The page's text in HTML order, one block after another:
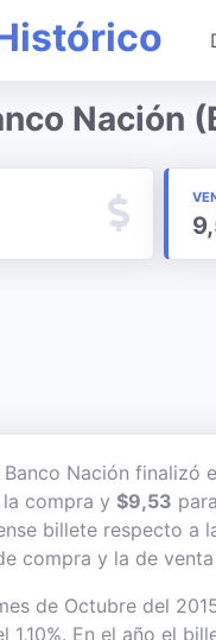
Nación
Nación finalizó
compra y $9,53
billete respecto a
compra y la de
de Octubre del
1,10%. En el año el